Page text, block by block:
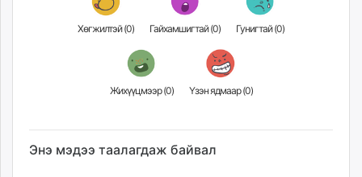
Хөгжилтэй (0) Гайхамшигтай (0) Гунигтай (0)
Жихүүцмээр (0) Үзэн ядмаар (0)
Энэ мэдээ таалагдаж байвал